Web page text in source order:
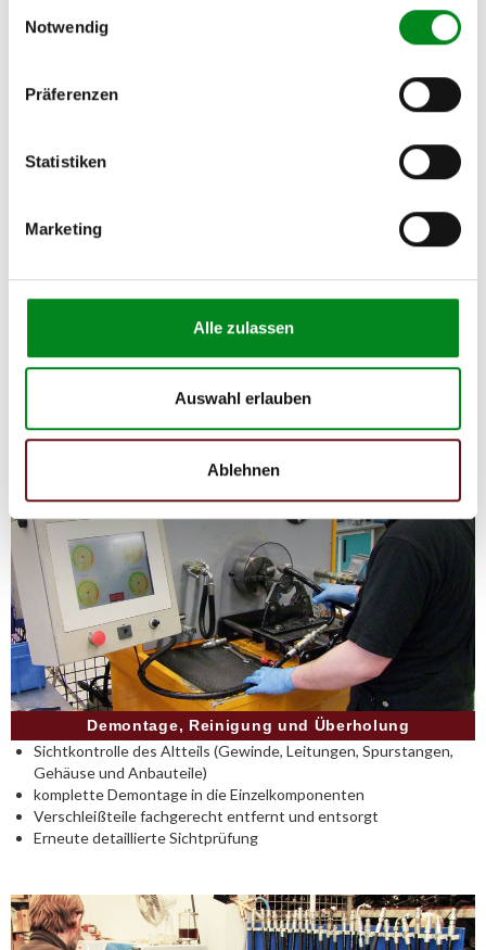
Notwendig
Präferenzen
Statistiken
Marketing
Alle zulassen
Auswahl erlauben
Ablehnen
Die Qualität und Lebensdauer eines überholten Lenkgetriebes ist
mit denen eines neuen Lenkgetriebes vergleichbar.
gleichwertigen Teilen beträgt sein Preis jedoch
weniger als50%des Preises eines Originallenkgetriebes. Auf diese
Weise können Reparatur- und
Demontage, Reinigung und Überholung
Sichtkontrolle des Altteils (Gewinde, Leitungen, Spurstangen,
Gehäuse und Anbauteile)
komplette Demontage in die Einzelkomponenten
Verschleißteile fachgerecht entfernt und entsorgt
Erneute detaillierte Sichtprüfung